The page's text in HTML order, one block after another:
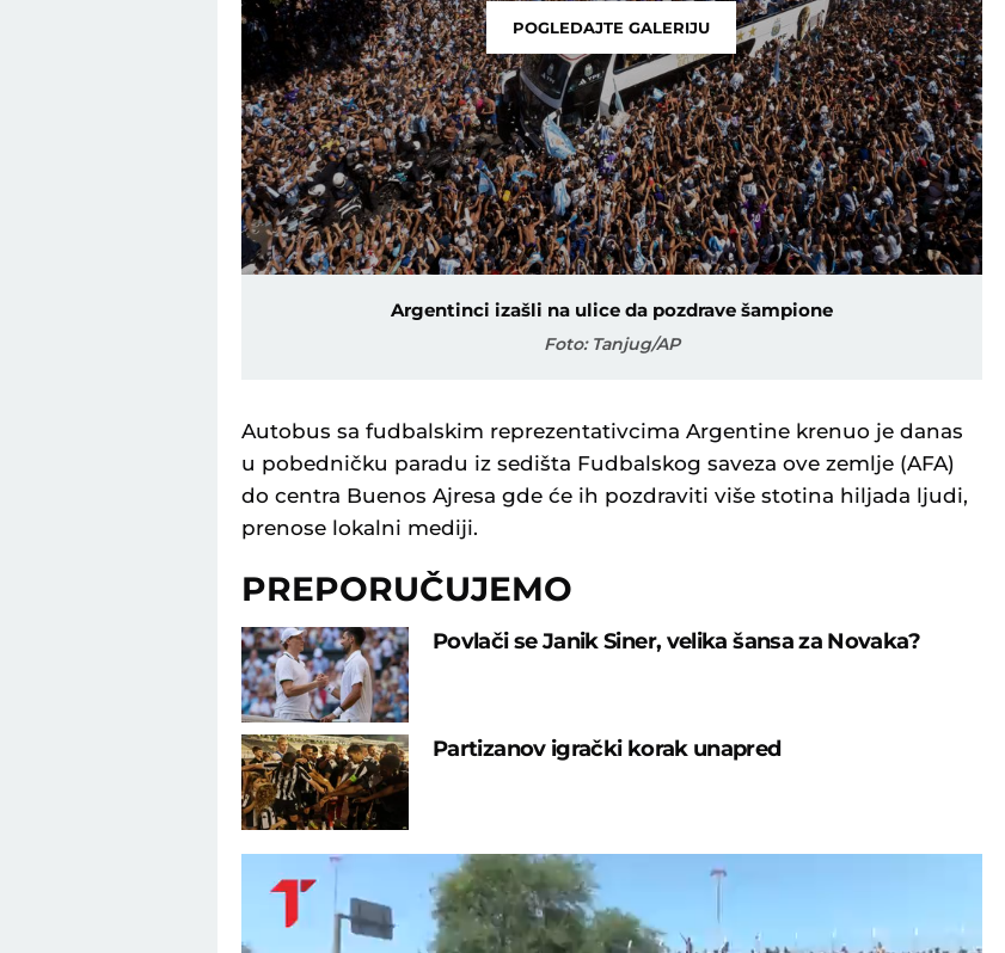
POGLEDAJTE GALERIJU
Argentinci izašli na ulice da pozdrave šampione
Foto: Tanjug/AP
Autobus sa fudbalskim reprezentativcima Argentine krenuo je danas
u pobedničku paradu iz sedišta Fudbalskog saveza ove zemlje (AFA)
do centra Buenos Ajresa gde će ih pozdraviti više stotina hiljada ljudi,
prenose lokalni mediji.
PREPORUČUJEMO
Povlači se Janik Siner, velika šansa za Novaka?
Partizanov igrački korak unapred
Priština